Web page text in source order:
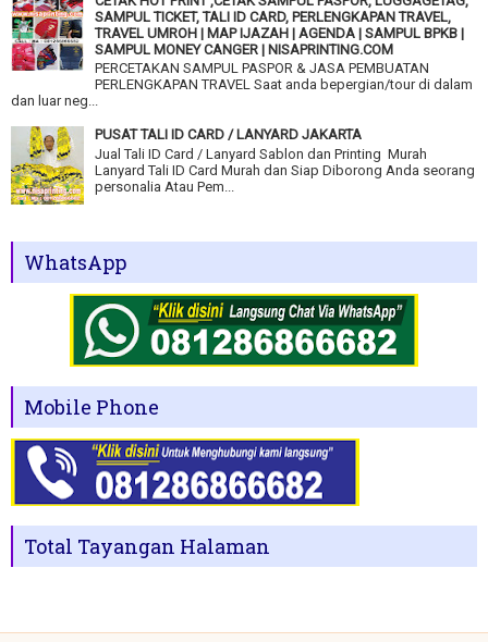
SAMPUL TICKET, TALI ID CARD, PERLENGKAPAN TRAVEL,
TRAVEL UMROH | MAP IJAZAH | AGENDA | SAMPUL BPKB |
SAMPUL MONEY CANGER | NISAPRINTING.COM
PERCETAKAN SAMPUL PASPOR & JASA PEMBUATAN
PERLENGKAPAN TRAVEL Saat anda bepergian/tour di dalam
dan luar neg...
PUSAT TALI ID CARD / LANYARD JAKARTA
Jual Tali ID Card / Lanyard Sablon dan Printing Murah
Lanyard Tali ID Card Murah dan Siap Diborong Anda seorang
personalia Atau Pem...
WhatsApp
Mobile Phone
Total Tayangan Halaman